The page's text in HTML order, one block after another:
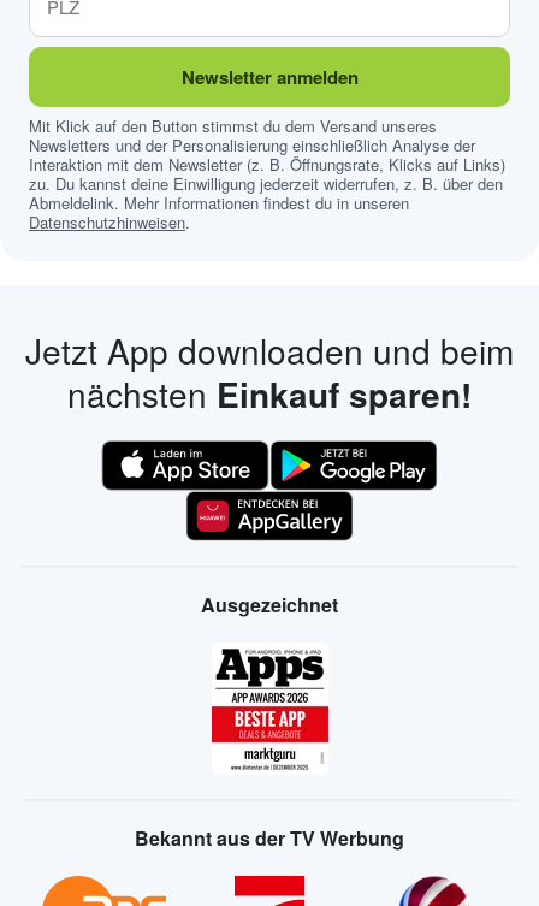
Newsletter anmelden
Mit Klick auf den Button stimmst du dem Versand unseres
Newsletters und der Personalisierung einschließlich Analyse der
Interaktion mit dem Newsletter (z. B. Öffnungsrate, Klicks auf Links)
zu. Du kannst deine Einwilligung jederzeit widerrufen, z. B. über den
Abmeldelink. Mehr Informationen findest du in unseren
Datenschutzhinweisen.
Jetzt App downloaden und beim
nächsten Einkauf sparen!
Ausgezeichnet
Bekannt aus der TV Werbung